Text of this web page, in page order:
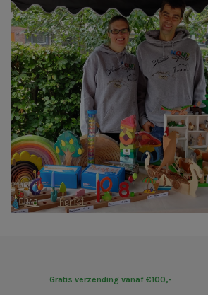
Gratis verzending vanaf €100,-